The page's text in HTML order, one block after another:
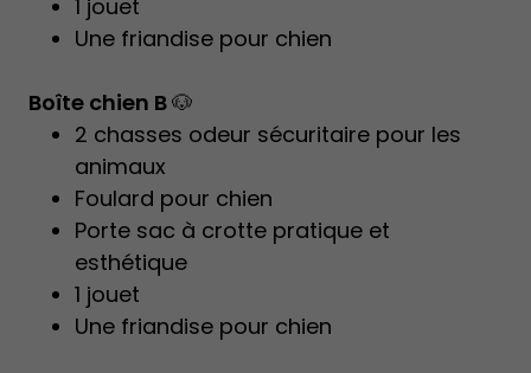
1 jouet
Une friandise pour chien
Boîte chien B🐶
2 chasses odeur sécuritaire pour les
animaux
Foulard pour chien
Porte sac à crotte pratique et
esthétique
1 jouet
Une friandise pour chien